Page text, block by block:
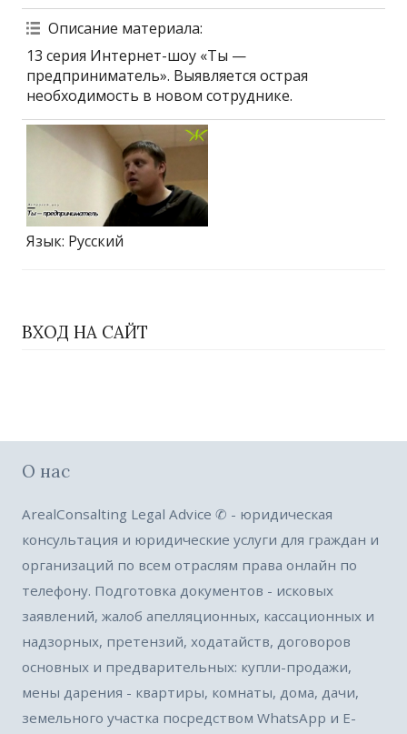
Описание материала:
13 серия Интернет-шоу «Ты —
предприниматель». Выявляется острая
необходимость в новом сотруднике.
Язык: Русский
ВХОД НА САЙТ
О нас
ArealConsalting Legal Advice ✆ - юридическая
консультация и юридические услуги для граждан и
организаций по всем отраслям права онлайн по
телефону. Подготовка документов - исковых
заявлений, жалоб апелляционных, кассационных и
надзорных, претензий, ходатайств, договоров
основных и предварительных: купли-продажи,
мены дарения - квартиры, комнаты, дома, дачи,
земельного участка посредством WhatsApp и E-